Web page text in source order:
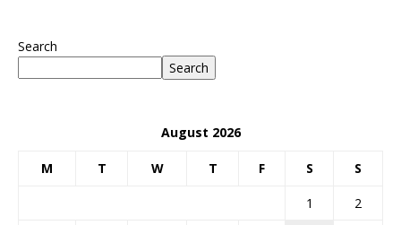
Search
Search
August 2026
M T W T F S S
1
2